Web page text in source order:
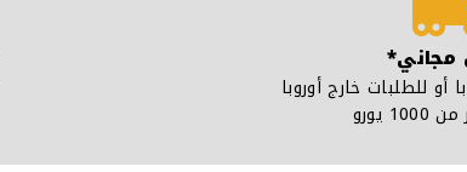
للطلبات خارج أوروبا
يورو